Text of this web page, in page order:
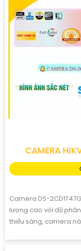
CAMERA
Camera DS-
lượng cao với độ phân
thiếu sáng, camera